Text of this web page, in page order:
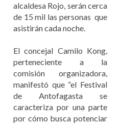
alcaldesa Rojo, serán cerca
de 15 mil las personas que
asistirán cada noche.
El concejal Camilo Kong,
perteneciente a la
comisión organizadora,
manifestó que “el Festival
de Antofagasta se
caracteriza por una parte
por cómo busca potenciar